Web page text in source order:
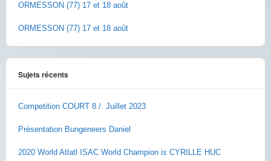
ORMESSON (77) 17 et 18 août
ORMESSON (77) 17 et 18 août
Sujets récents
Competition COURT 8./. Juillet 2023
Présentation Bungeneers Daniel
2020 World Atlatl ISAC World Champion is CYRILLE HUC